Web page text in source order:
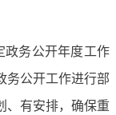
务公开年度工作
务公开工作进行部
、有安排，确保重